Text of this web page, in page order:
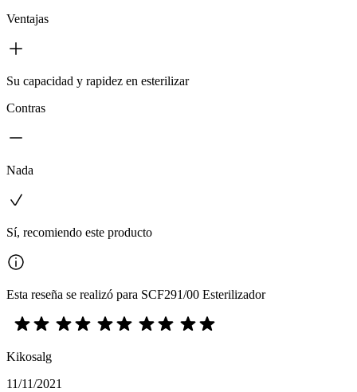
Ventajas
Su capacidad y rapidez en esterilizar
Contras
Nada
Sí, recomiendo este producto
Esta reseña se realizó para SCF291/00 Esterilizador
Kikosalg
11/11/2021